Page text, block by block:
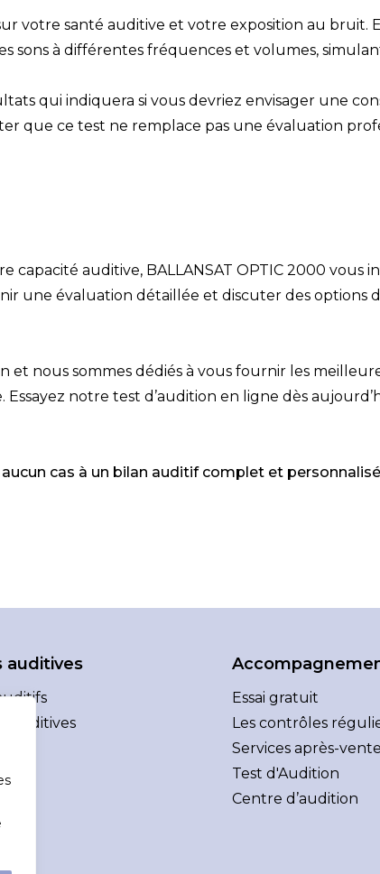
votre santé auditive et votre exposition au bruit.
sons à différentes fréquences et volumes,
qui indiquera si vous devriez envisager une
que ce test ne remplace pas une évaluation
auditive, BALLANSAT OPTIC 2000
une évaluation détaillée et discuter des
nous sommes dédiés à vous fournir les
notre test d’audition en ligne dès
cas à un bilan auditif complet et
auditives
auditives
Essai gratuit
Les contrôles
Services après-vente
Test d'Audition
Centre d’audition